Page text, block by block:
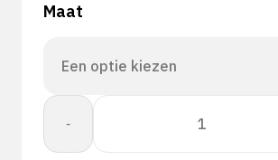
Maat
-
Showa
7545
EBT